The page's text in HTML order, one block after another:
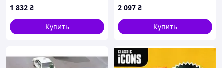
1 832 ₴
Купить
2 097 ₴
Купить